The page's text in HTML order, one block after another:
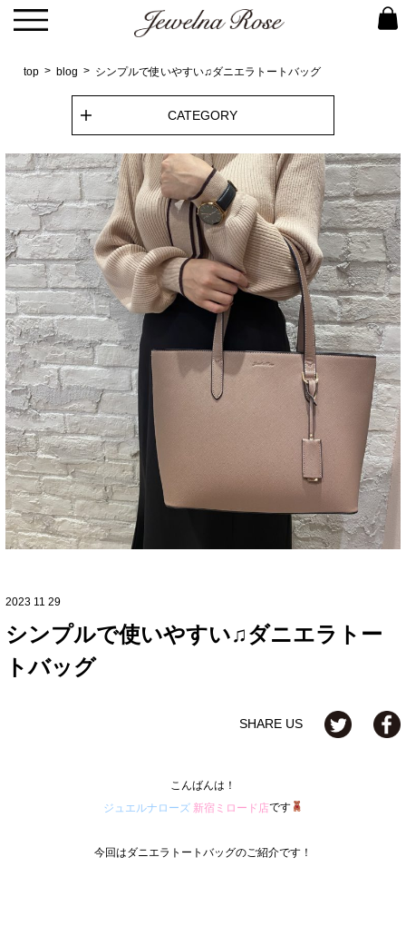
top blog シンプルで使いやすい♫ダニエラトートバッグ
CATEGORY
2023 11 29
シンプルで使いやすい♫ダニエラトー
トバッグ
SHARE US
こんばんは！
ジュエルナローズ 新宿ミロード店です
今回はダニエラトートバッグのご紹介です！